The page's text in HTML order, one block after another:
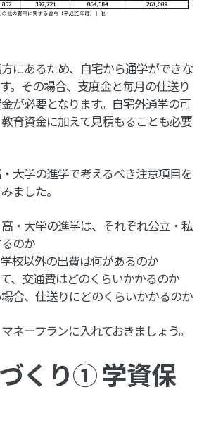
にあるため、自宅から通学ができな
。その場合、支度金と毎月の仕送り
が必要となります。自宅外通学の可
育資金に加えて見積もることも必要
大学の進学で考えるべき注意項目を
ました。
・大学の進学は、それぞれ公立・私
のか
校以外の出費は何があるのか
、交通費はどのくらいかかるのか
合、仕送りにどのくらいかかるのか
ネープランに入れておきましょう。
くり① 学資保